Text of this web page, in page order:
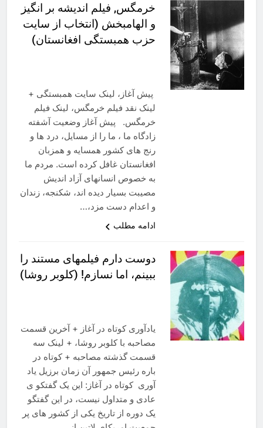
خرمگس, فیلم اندیشه بر انگیز
و الهامبخش (انتخاب از سایت
حزب همبستگی افغانستان)
پیش آغاز، لینک سایت همبستگی +
لینک نقد فیلم خرمگس، لینک فیلم
خرمگس. پیش آغاز وضعیت آشفته
زادگاه ما ، ما را از مسایل، درد ها و
رنج های کشور همسایه و همزبان
افغانستان غافل کرده است. مردم ما
به خصوص انسانهای آزاد اندیش
مصیبت بسیار دیده اند، شکنجه، زندان
و اعدام دست مزد،…
ادامه مطلب
دوست دارم فیلمهای مستند را
ببینم، اما نسازم! (کلوبر روشا)
یادآوری کوتاه در آغاز + آخرین قسمت
مصاحبه با کلوبر روشا، + لینک سه
قسمت گذشته مصاحبه + کوتاه در
باره رئیس جمهور آن زمان برزیل یاد
آوری کوتاه در آغاز: این یک گفتکو ی
عادی و متداول نیست، در این گفتگو
یک دوره از تاریخ یکی از کشور های پر